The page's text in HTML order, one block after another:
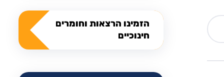
הזמינו הרצאות וחומרים
חינוכיים